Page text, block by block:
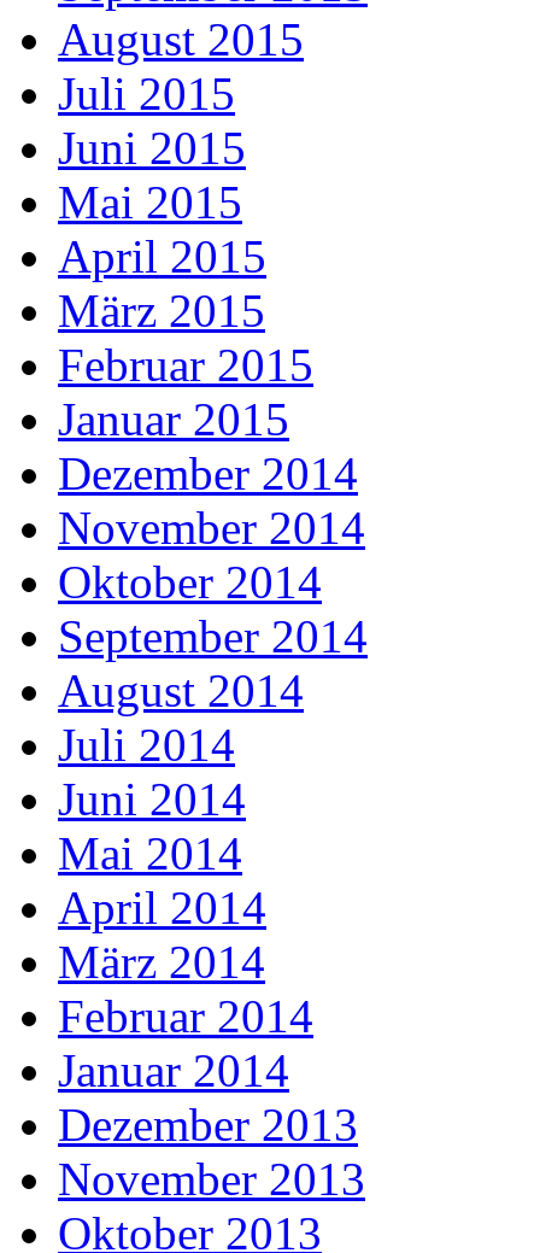
August 2015
Juli 2015
Juni 2015
Mai 2015
April 2015
März 2015
Februar 2015
Januar 2015
Dezember 2014
November 2014
Oktober 2014
September 2014
August 2014
Juli 2014
Juni 2014
Mai 2014
April 2014
März 2014
Februar 2014
Januar 2014
Dezember 2013
November 2013
Oktober 2013